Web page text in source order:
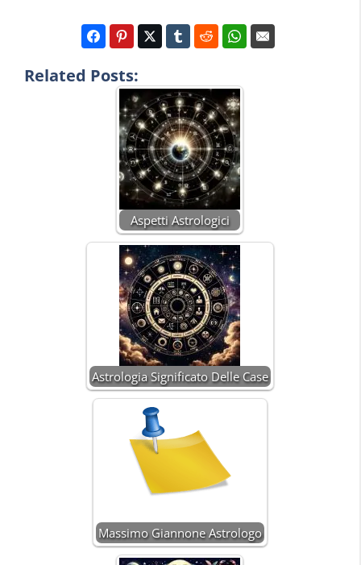
Related Posts:
Aspetti Astrologici
Astrologia Significato Delle Case
Massimo Giannone Astrologo